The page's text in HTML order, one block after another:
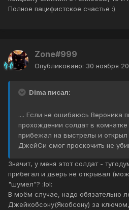
Полное пацифистское счастье :)
Zone#999
Опубликовано: 30 ноября
Dima писал:
.... Если не ошибаюсь Вероника
прохождении солдат в
прибежал на выстрелы и
ДжейСи смог проскочить не
Значит, у меня этот солдат -
прибегал и дверь не открывал
"шумел"? :lol:
В моём случае, надо обязательно
Джейкобсону(Якобсону) за